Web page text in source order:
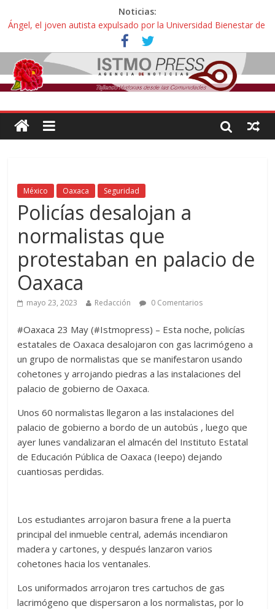
Noticias:
Ángel, el joven autista expulsado por la Universidad Bienestar de
Ixtepec, Oaxaca vuelve a las aulas tras amparo
Familiares de periodista Alejandro Leyva se reúnen con titular de
la SEGOB y exigen detener a los autores materiales e
intelectuales de su asesinato
Alertan pescadores de Juchitán, Oaxaca de nuevo despojo de su
Pescadores y comuneros ikoots detienen la extracción ilegal de
material pétreo de gravera Oyamel
México Oaxaca Seguridad
Policías desalojan a
normalistas que
protestaban en palacio de
Oaxaca
mayo 23, 2023 Redacción 0 Comentarios
#Oaxaca 23 May (#Istmopress) – Esta noche, policías
estatales de Oaxaca desalojaron con gas lacrimógeno a
un grupo de normalistas que se manifestaron usando
cohetones y arrojando piedras a las instalaciones del
palacio de gobierno de Oaxaca.
Unos 60 normalistas llegaron a las instalaciones del
palacio de gobierno a bordo de un autobús , luego que
ayer lunes vandalizaran el almacén del Instituto Estatal
de Educación Pública de Oaxaca (Ieepo) dejando
cuantiosas perdidas.
Los estudiantes arrojaron basura frene a la puerta
principal del inmueble central, además incendiaron
madera y cartones, y después lanzaron varios
cohetones hacia los ventanales.
Los uniformados arrojaron tres cartuchos de gas
lacrimógeno que dispersaron a los normalistas, por lo